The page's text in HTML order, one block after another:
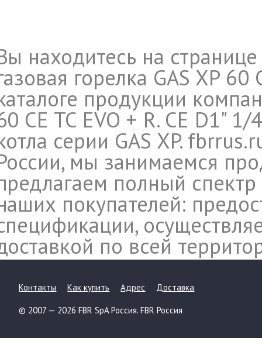
находитесь на
горелка GAS XP 60
продукции
CE TC EVO + R. CE D1"
серии GAS XP.
мы занимаемся
полный
покупателей:
по всей
Контакты Как купить Адрес Доставка
© 2007 — 2026 FBR SpA Россия. FBR Россия